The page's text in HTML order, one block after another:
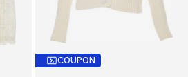
COUPON